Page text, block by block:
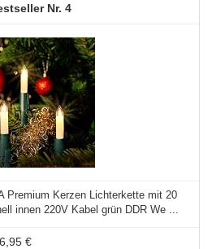
4
Premium Kerzen Lichterkette mit 20
innen 220V Kabel grün DDR We ...
€